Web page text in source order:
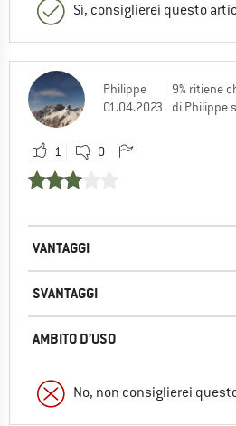
Sì, consiglierei questo
Philippe
01.04.2023
9% ritiene
di Philippe
1 0
VANTAGGI
SVANTAGGI
AMBITO D’USO
No, non consiglierei